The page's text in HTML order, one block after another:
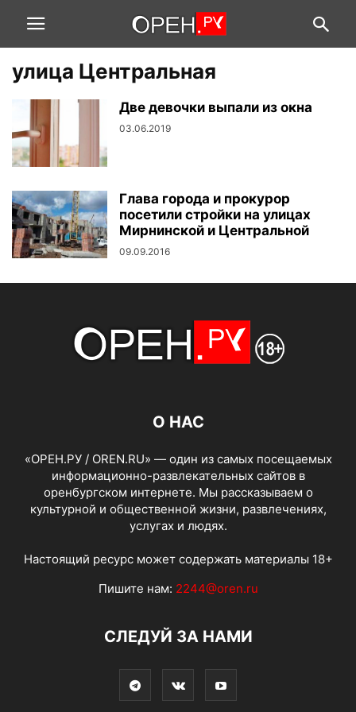
улица Центральная
Две девочки выпали из окна
03.06.2019
Глава города и прокурор
посетили стройки на улицах
Мирнинской и Центральной
09.09.2016
О НАС
«ОРЕН.РУ / OREN.RU» — один из самых посещаемых
информационно-развлекательных сайтов в
оренбургском интернете. Мы рассказываем о
культурной и общественной жизни, развлечениях,
услугах и людях.
Настоящий ресурс может содержать материалы 18+
Пишите нам: 2244@oren.ru
СЛЕДУЙ ЗА НАМИ